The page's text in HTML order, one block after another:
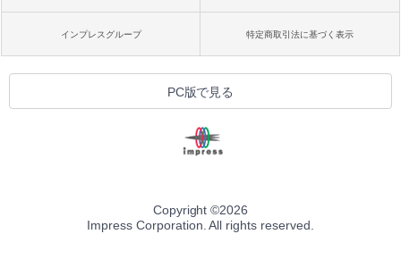
インプレスグループ 特定商取引法に基づく表示
PC版で見る
Copyright ©2026
Impress Corporation. All rights reserved.